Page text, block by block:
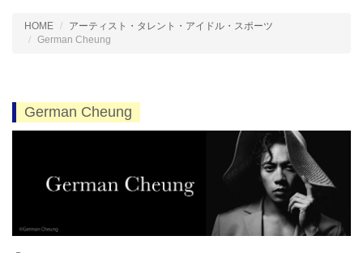
HOME
アーティスト・タレント・アイドル・スポーツ
German Cheung
German Cheung